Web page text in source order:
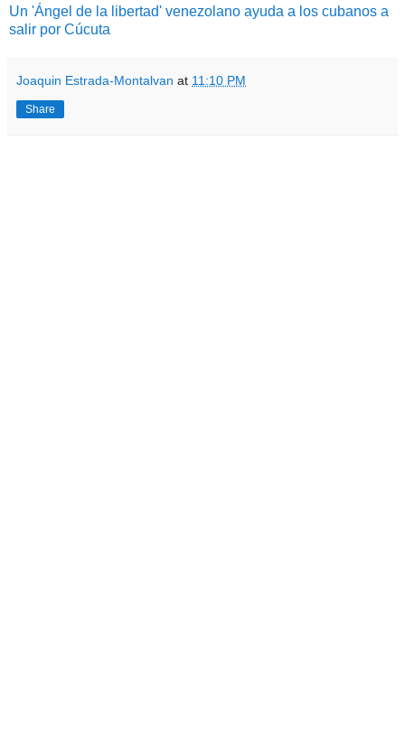
Un 'Ángel de la libertad' venezolano ayuda a los cubanos a
salir por Cúcuta
Joaquin Estrada-Montalvan at 11:10 PM
Share